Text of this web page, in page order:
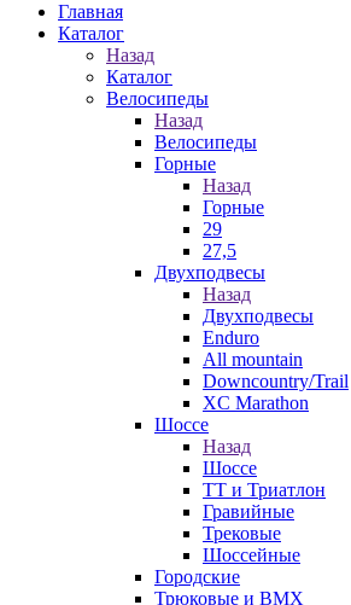
Главная
Каталог
Назад
Каталог
Велосипеды
Назад
Велосипеды
Горные
Назад
Горные
29
27,5
Двухподвесы
Назад
Двухподвесы
Enduro
All mountain
Downcountry/Trail
XC Marathon
Шоссе
Назад
Шоссе
ТТ и Триатлон
Гравийные
Трековые
Шоссейные
Городские
Трюковые и BMX